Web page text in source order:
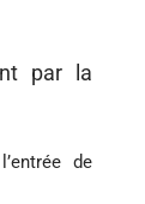
par la
de